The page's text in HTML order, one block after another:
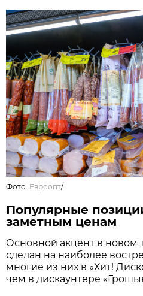
Фото: Евроопт/
Популярные
заметным ценам
Основной акцент в новом
сделан на наиболее
многие из них в «Хит!
чем в дискаунтере